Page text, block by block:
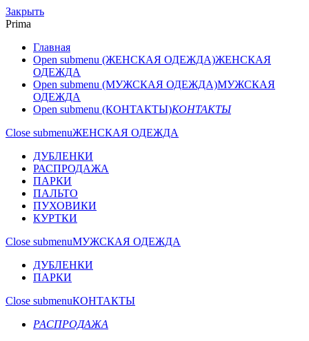
Закрыть
Prima
Главная
Open submenu (ЖЕНСКАЯ ОДЕЖДА)ЖЕНСКАЯ
ОДЕЖДА
Open submenu (МУЖСКАЯ ОДЕЖДА)МУЖСКАЯ
ОДЕЖДА
Open submenu (КОНТАКТЫ)КОНТАКТЫ
Close submenuЖЕНСКАЯ ОДЕЖДА
ДУБЛЕНКИ
РАСПРОДАЖА
ПАРКИ
ПАЛЬТО
ПУХОВИКИ
КУРТКИ
Close submenuМУЖСКАЯ ОДЕЖДА
ДУБЛЕНКИ
ПАРКИ
Close submenuКОНТАКТЫ
РАСПРОДАЖА